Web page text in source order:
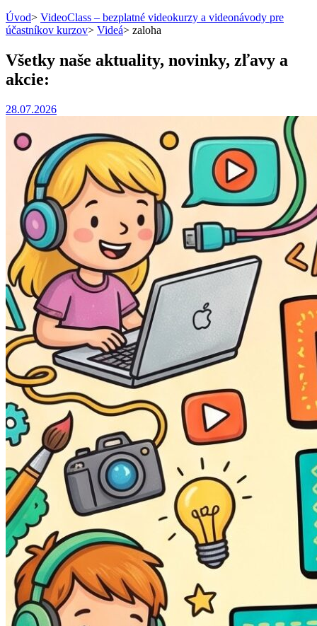
Úvod> VideoClass – bezplatné videokurzy a videonávody pre
účastníkov kurzov> Videá> zaloha
Všetky naše aktuality, novinky, zľavy a
akcie:
28.07.2026